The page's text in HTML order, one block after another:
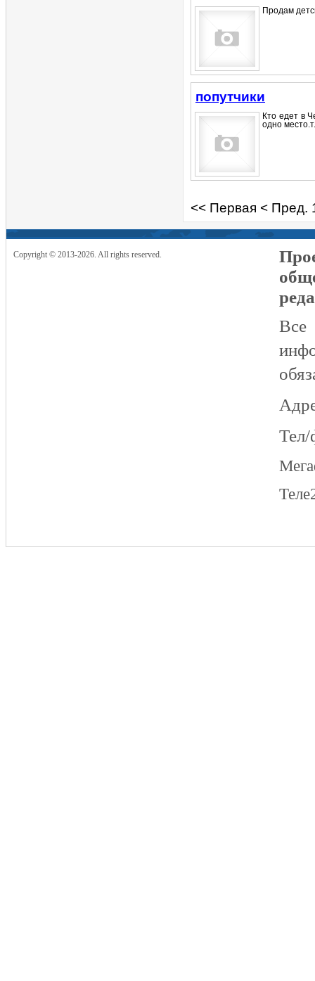
Продам
попутчики
Кто едет в
одно
<< Первая < Пред.
Copyright © 2013-2026. All rights reserved.